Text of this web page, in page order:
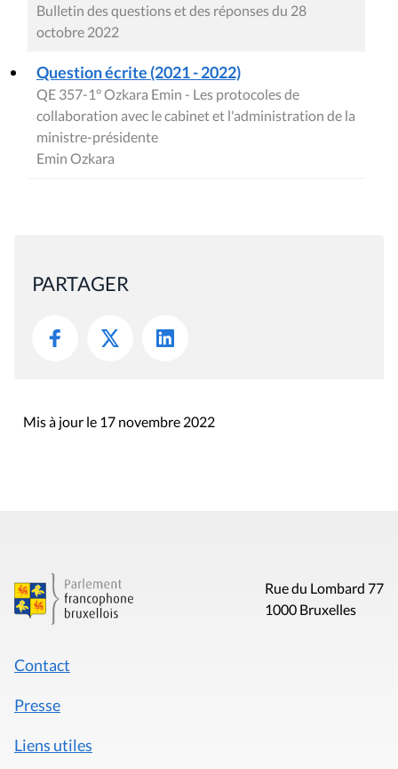
Bulletin des questions et des réponses du 28
octobre 2022
Question écrite (2021 - 2022)
QE 357-1° Ozkara Emin - Les protocoles de
collaboration avec le cabinet et l'administration de la
ministre-présidente
Emin Ozkara
PARTAGER
Mis à jour le 17 novembre 2022
Rue du Lombard 77
1000 Bruxelles
Contact
Presse
Liens utiles